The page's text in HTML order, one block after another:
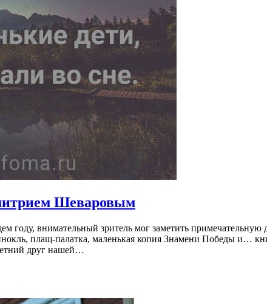
Шеваровым
году, внимательный зритель мог заметить
плащ-палатка, маленькая копия Знамени Победы и…
друг нашей…